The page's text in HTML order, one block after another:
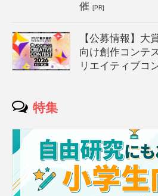
催[PR]
【公募情報】大
向け創作コンテ
リエイティブコ
特集